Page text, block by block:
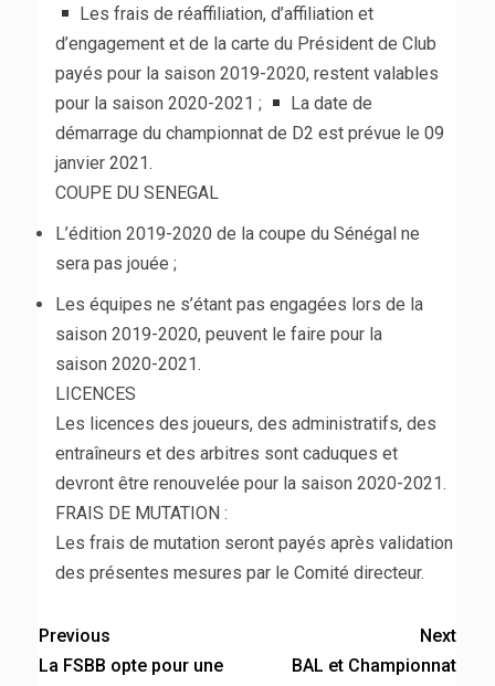
Les frais de réaffiliation, d’affiliation et
d’engagement et de la carte du Président de Club
payés pour la saison 2019-2020, restent valables
pour la saison 2020-2021 ;
La date de
démarrage du championnat de D2 est prévue le 09
janvier 2021.
COUPE DU SENEGAL
L’édition 2019-2020 de la coupe du Sénégal ne
sera pas jouée ;
Les équipes ne s’étant pas engagées lors de la
saison 2019-2020, peuvent le faire pour la
saison 2020-2021.
LICENCES
Les licences des joueurs, des administratifs, des
entraîneurs et des arbitres sont caduques et
devront être renouvelée pour la saison 2020-2021.
FRAIS DE MUTATION :
Les frais de mutation seront payés après validation
des présentes mesures par le Comité directeur.
Previous
La FSBB opte pour une
Next
BAL et Championnat